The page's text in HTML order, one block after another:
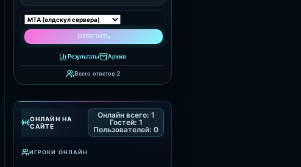
Результаты Архив
Всего ответов:2
ОНЛАЙН НА
САЙТЕ
Онлайн всего: 1
Гостей: 1
Пользователей: 0
ИГРОКИ ОНЛАЙН